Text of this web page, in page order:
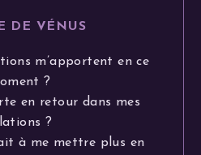
DE VÉNUS
m’apportent en ce
?
en retour dans mes
?
à me mettre plus en